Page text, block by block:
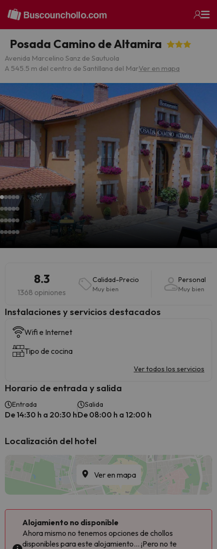
Posada Camino de Altamira
Avenida Marcelino Sanz de Sautuola
A 545.5 m del centro de Santillana del MarVer en mapa
8.3
1368 opiniones
Calidad-Precio
Muy bien
Personal
Muy bien
Instalaciones y servicios destacados
Wifi e Internet
Tipo de cocina
Ver todos los servicios
Horario de entrada y salida
Entrada
De 14:30 h a 20:30 h
Salida
De 08:00 h a 12:00 h
Localización del hotel
Ver en mapa
Alojamiento no disponible
Ahora mismo no tenemos opciones de chollos
disponibles para este alojamiento... ¡Pero no te